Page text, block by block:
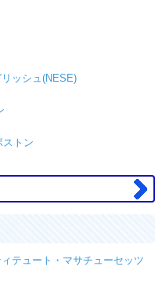
ッシュ(NESE)
ストン
テュート・マサチューセッツ